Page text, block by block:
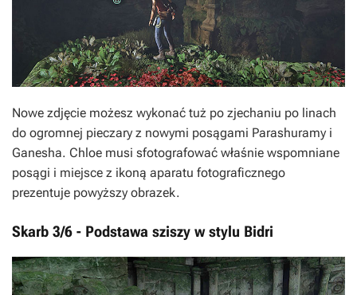
Nowe zdjęcie możesz wykonać tuż po zjechaniu po linach
do ogromnej pieczary z nowymi posągami Parashuramy i
Ganesha. Chloe musi sfotografować właśnie wspomniane
posągi i miejsce z ikoną aparatu fotograficznego
prezentuje powyższy obrazek.
Skarb 3/6 - Podstawa sziszy w stylu Bidri